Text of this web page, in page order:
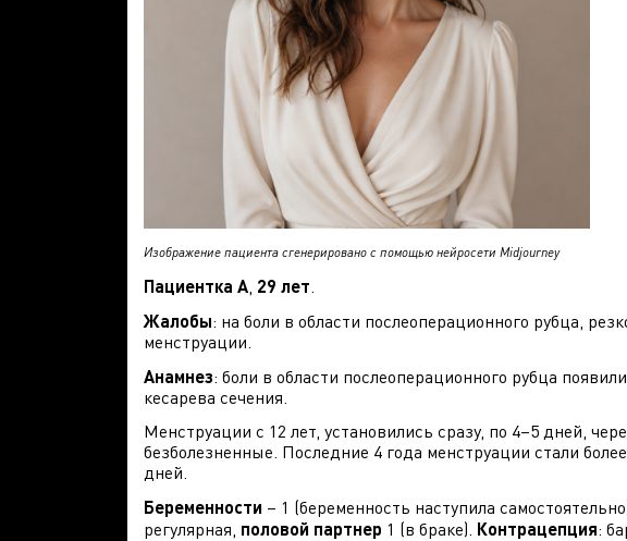
Изображение пациента сгенерировано с помощью нейросети Midjourney
Пациентка А, 29 лет.
Жалобы: на боли в области послеоперационного рубца,
менструации.
Анамнез: боли в области послеоперационного рубца
кесарева сечения.
Менструации с 12 лет, установились сразу, по 4–5 дней,
безболезненные. Последние 4 года менструации стали
дней.
Беременности – 1 (беременность наступила
регулярная, половой партнер 1 (в браке). Контрацепция: